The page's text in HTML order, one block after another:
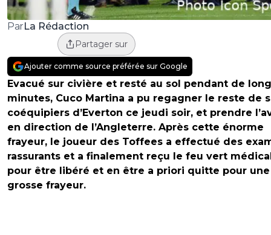
ParLa Rédaction
Partager sur
Ajouter comme source préférée sur Google
Evacué sur civière et resté au sol pendant de
minutes, Cuco Martina a pu regagner le reste de
coéquipiers d’Everton ce jeudi soir, et prendre
en direction de l’Angleterre. Après cette énorme
frayeur, le joueur des Toffees a effectué des
rassurants et a finalement reçu le feu vert
pour être libéré et en être a priori quitte pour
grosse frayeur.